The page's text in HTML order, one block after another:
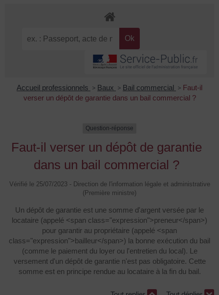
Accueil professionnels > Baux > Bail commercial > Faut-il
verser un dépôt de garantie dans un bail commercial ?
Question-réponse
Faut-il verser un dépôt de garantie
dans un bail commercial ?
Vérifié le 25/07/2023 - Direction de l'information légale et administrative
(Première ministre)
Un dépôt de garantie est une somme d'argent versée par le
locataire (appelé <span class="expression">preneur</span>)
pour garantir au propriétaire (appelé <span
class="expression">bailleur</span>) la bonne exécution du bail
(comme le paiement du loyer ou l'entretien du local). Le
versement d'un dépôt de garantie n'est pas obligatoire. Cette
somme est en principe rendue au locataire à la fin du bail.